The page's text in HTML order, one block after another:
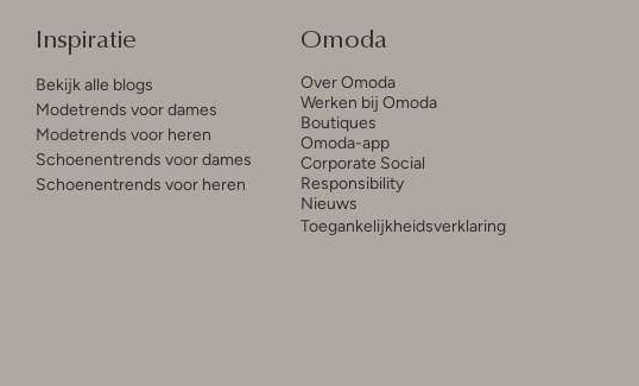
Inspiratie
Bekijk alle blogs
Modetrends voor dames
Modetrends voor heren
Schoenentrends voor dames
Schoenentrends voor heren
Omoda
Over Omoda
Werken bij Omoda
Boutiques
Omoda-app
Corporate Social
Responsibility
Nieuws
Toegankelijkheidsverklaring